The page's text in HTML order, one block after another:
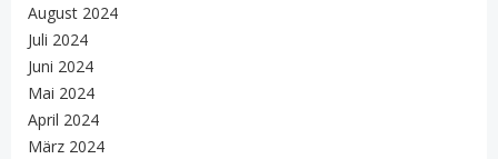
August 2024
Juli 2024
Juni 2024
Mai 2024
April 2024
März 2024